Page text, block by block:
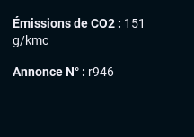
Émissions de CO2 : 151
g/kmc
Annonce N° : r946